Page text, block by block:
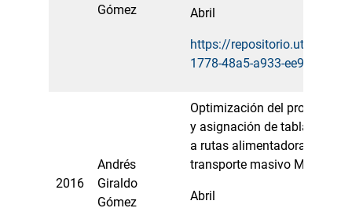
Gómez
Abril
https://
1778-48a5-a933-
2016
Andrés
Giraldo
Gómez
Optimización del
y asignación de tablas
a rutas alimentadoras del
transporte masivo
Abril